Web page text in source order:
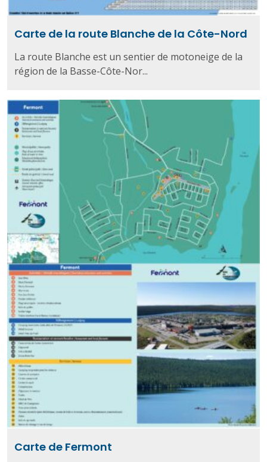
Carte de la route Blanche de la Côte-Nord
La route Blanche est un sentier de motoneige de la
région de la Basse-Côte-Nor...
Carte de Fermont